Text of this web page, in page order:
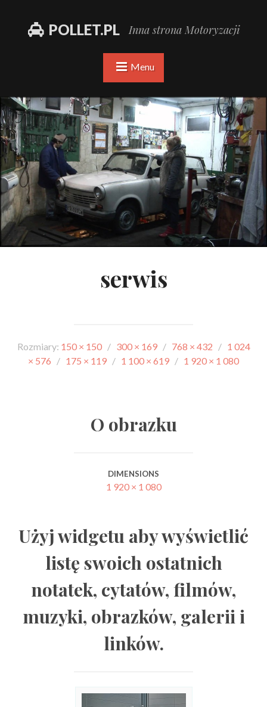
POLLET.PL Inna strona Motoryzacji
Menu
serwis
Rozmiary: 150 × 150 / 300 × 169 / 768 × 432 / 1 024
× 576 / 175 × 119 / 1 100 × 619 / 1 920 × 1 080
O obrazku
DIMENSIONS
1 920 × 1 080
Użyj widgetu aby wyświetlić
listę swoich ostatnich
notatek, cytatów, filmów,
muzyki, obrazków, galerii i
linków.